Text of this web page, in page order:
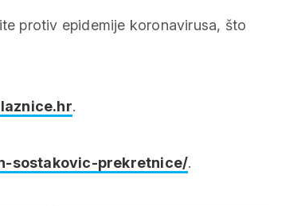
protiv epidemije koronavirusa, što
.
sostakovic-prekretnice/.